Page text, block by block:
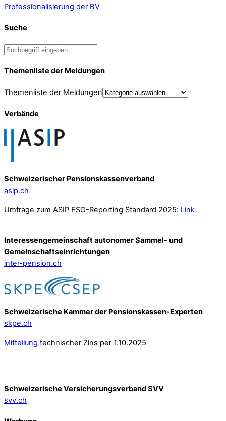
Professionalisierung der BV
Suche
Themenliste der Meldungen
Themenliste der Meldungen
Verbände
Schweizerischer Pensionskassenverband
asip.ch
Umfrage zum ASIP ESG-Reporting Standard 2025: Link
Interessengemeinschaft autonomer Sammel- und
Gemeinschafts­einrichtungen
inter-pension.ch
Schweizerische Kammer der Pensionskassen-Experten
skpe.ch
Mitteilung technischer Zins per 1.10.2025
Schweizerische Versicherungsverband SVV
svv.ch